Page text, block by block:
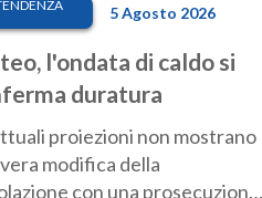
5 Agosto 2026
l'ondata di caldo si
duratura
proiezioni non mostrano
modifica della
con una prosecuzione